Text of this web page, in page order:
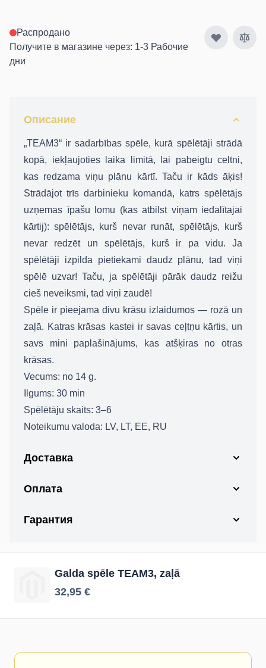
Распродано
Получите в магазине через: 1-3 Рабочие
дни
Описание
„TEAM3“ ir sadarbības spēle, kurā spēlētāji strādā
kopā, iekļaujoties laika limitā, lai pabeigtu celtni,
kas redzama viņu plānu kārtī. Taču ir kāds āķis!
Strādājot trīs darbinieku komandā, katrs spēlētājs
uzņemas īpašu lomu (kas atbilst viņam iedalītajai
kārtij): spēlētājs, kurš nevar runāt, spēlētājs, kurš
nevar redzēt un spēlētājs, kurš ir pa vidu. Ja
spēlētāji izpilda pietiekami daudz plānu, tad viņi
spēlē uzvar! Taču, ja spēlētāji pārāk daudz reižu
cieš neveiksmi, tad viņi zaudē!
Spēle ir pieejama divu krāsu izlaidumos — rozā un
zaļā. Katras krāsas kastei ir savas ceļtņu kārtis, un
savs mini paplašinājums, kas atšķiras no otras
krāsas.
Vecums: no 14 g.
Ilgums: 30 min
Spēlētāju skaits: 3–6
Noteikumu valoda: LV, LT, EE, RU
Доставка
Оплата
Гарантия
Galda spēle TEAM3, zaļā
32,95 €